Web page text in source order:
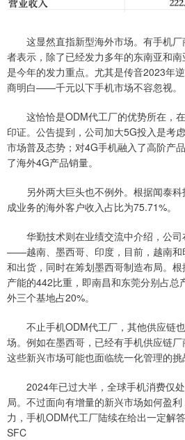
这显然直指新型海外市场。有手机厂
者表示，除了已经发力多年的东南亚和
是今年的发力重点。尤其是传音2023年
商明白——千元以下手机市场不容忽视。
这恰恰是ODM代工厂的优势所在，
印证。公告提到，公司加大5G投入是考
市场普及态势；对4G手机融入了高阶产
了海外4G产品销量。
另外两大巨头也不例外。根据闻泰科
成业务的海外客户收入占比为75.71%。
华勤技术则在业绩交流中介绍，公司
——越南、墨西哥、印度，目前，越南和
和出货，同时在筹划墨西哥制造布局。
产能的442比重，即南昌和东莞分别占总
外三个基地占20%。
不止手机ODM代工厂，其他供应链
场。例如在墨西哥，已经有手机供应链
这些新兴市场可能也面临统一化管理的挑
2024年已过大半，全球手机消费仅处
局。不过面向有增量的新兴市场如何盈
力，手机ODM代工厂陆续在给出一定解答
SFC